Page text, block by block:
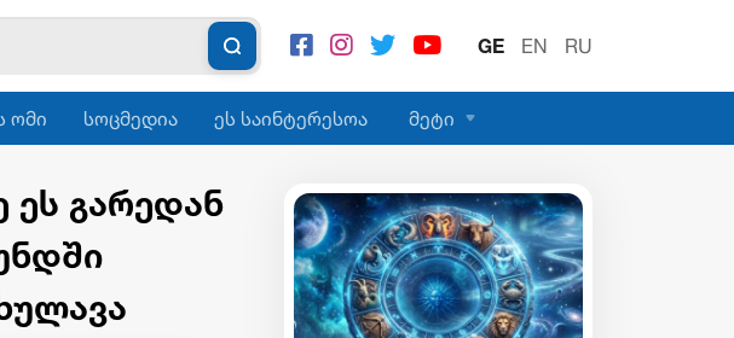
GE EN RU
ომი სოცმედია ეს საინტერესოა მეტი
ეს გარედან